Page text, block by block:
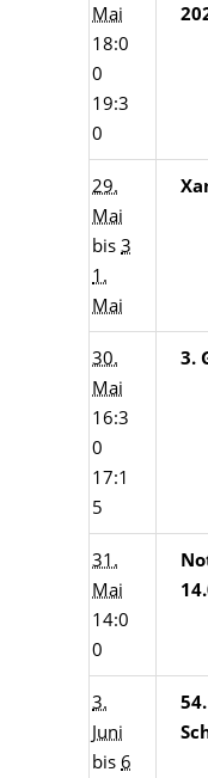
Mai
18:0
0
19:3
0
29.
Mai
bis 3
1.
Mai
30.
Mai
16:3
0
17:1
5
3.
31.
Mai
14:0
0
3.
Juni
bis 6